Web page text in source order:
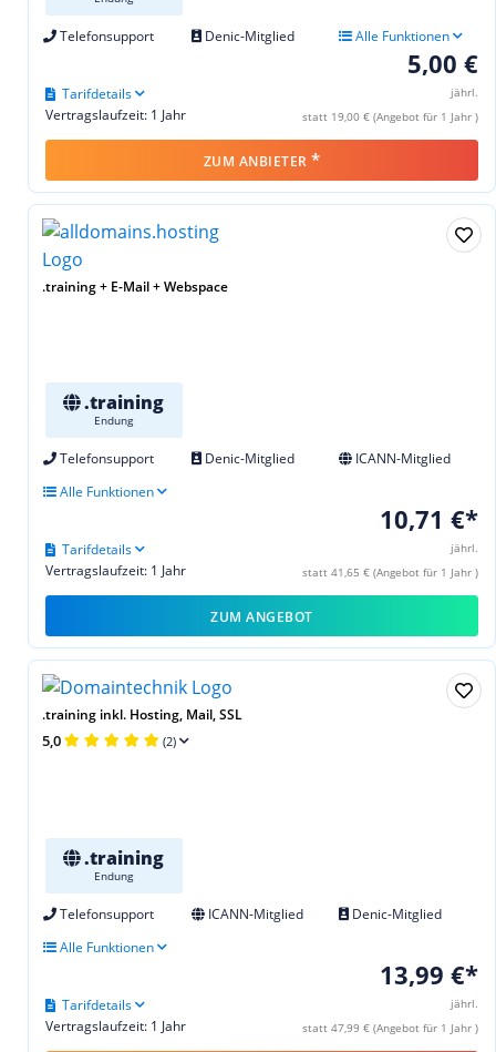
Telefonsupport Denic-Mitglied Alle Funktionen
5,00 €
jährl.
statt 19,00 € (Angebot für 1 Jahr )
Vertragslaufzeit: 1 Jahr
Tarifdetails
ZUM ANBIETER *
.training + E-Mail + Webspace
.training
Endung
Telefonsupport Denic-Mitglied
ICANN-Mitglied
Alle Funktionen
10,71 €*
jährl.
statt 41,65 € (Angebot für 1 Jahr )
Vertragslaufzeit: 1 Jahr
Tarifdetails
ZUM ANGEBOT
.training inkl. Hosting, Mail, SSL
5,0 (2)
.training
Endung
Telefonsupport ICANN-Mitglied
Denic-Mitglied
Alle Funktionen
13,99 €*
jährl.
statt 47,99 € (Angebot für 1 Jahr )
Vertragslaufzeit: 1 Jahr
Tarifdetails